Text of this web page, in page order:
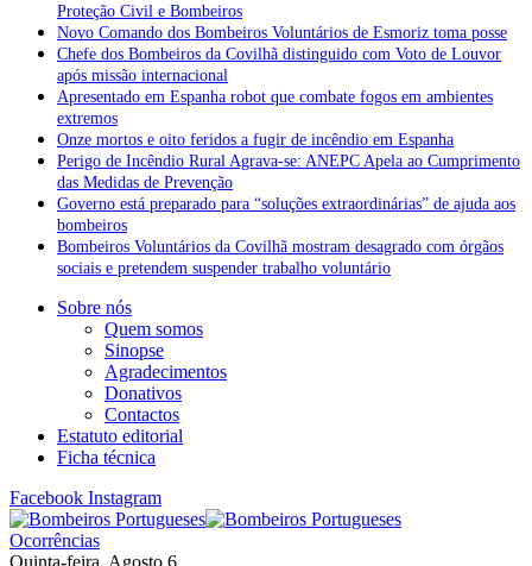
Proteção Civil e Bombeiros
Novo Comando dos Bombeiros Voluntários de Esmoriz toma posse
Chefe dos Bombeiros da Covilhã distinguido com Voto de Louvor
após missão internacional
Apresentado em Espanha robot que combate fogos em ambientes
extremos
Onze mortos e oito feridos a fugir de incêndio em Espanha
Perigo de Incêndio Rural Agrava-se: ANEPC Apela ao Cumprimento
das Medidas de Prevenção
Governo está preparado para “soluções extraordinárias” de ajuda aos
bombeiros
Bombeiros Voluntários da Covilhã mostram desagrado com órgãos
sociais e pretendem suspender trabalho voluntário
Sobre nós
Quem somos
Sinopse
Agradecimentos
Donativos
Contactos
Estatuto editorial
Ficha técnica
Facebook Instagram
Ocorrências
Quinta-feira, Agosto 6